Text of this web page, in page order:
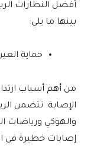
أفضل النظارات
بينها ما يلي:
حماية
من أهم أسباب
الإصابة. تتضمن
والهوكي ورياضات
إصابات خطيرة في